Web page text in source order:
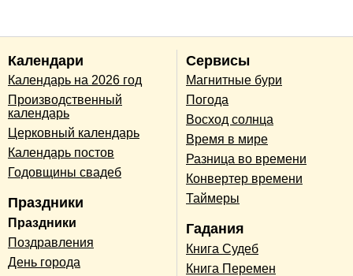
Календари
Календарь на 2026 год
Производственный
календарь
Церковный календарь
Календарь постов
Годовщины свадеб
Праздники
Праздники
Поздравления
День города
Сервисы
Магнитные бури
Погода
Восход солнца
Время в мире
Разница во времени
Конвертер времени
Таймеры
Гадания
Книга Судеб
Книга Перемен